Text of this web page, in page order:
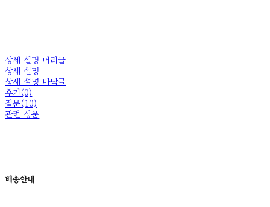
상세 설명 머리글
상세 설명
상세 설명 바닥글
후기(0)
질문(10)
관련 상품
배송안내